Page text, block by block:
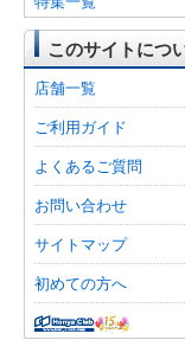
このサイトにつ
店舗一覧
ご利用ガイド
よくあるご質問
お問い合わせ
サイトマップ
初めての方へ